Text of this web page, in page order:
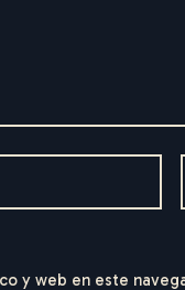
y web en este